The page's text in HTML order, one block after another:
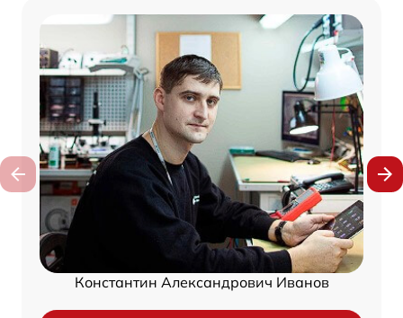
Константин Александрович Иванов